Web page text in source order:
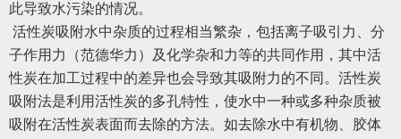
此导致水污染的情况。
活性炭吸附水中杂质的过程相当繁杂，包括离子吸引力、分
子作用力（范德华力）及化学杂和力等的共同作用，其中活
性炭在加工过程中的差异也会导致其吸附力的不同。活性炭
吸附法是利用活性炭的多孔特性，使水中一种或多种杂质被
吸附在活性炭表面而去除的方法。如去除水中有机物、胶体